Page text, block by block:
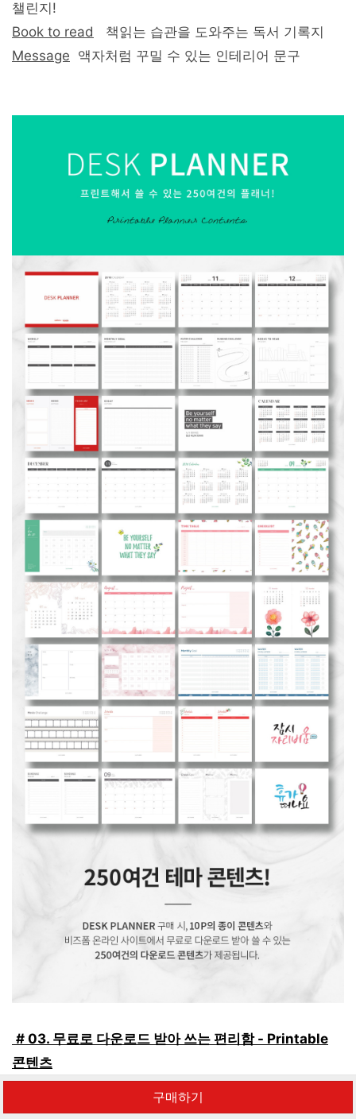
챌린지!
Book to read 책읽는 습관을 도와주는 독서 기록지
Message 액자처럼 꾸밀 수 있는 인테리어 문구
# 03. 무료로 다운로드 받아 쓰는 편리함 - Printable
콘텐츠
데스크 플래너를 구매하시면 250여건 이상의 콘텐츠를
구매하기